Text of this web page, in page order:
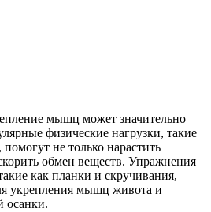
мышц может значительно
физические нагрузки, такие
не только нарастить
обмен веществ. Упражнения
как планки и скручивания,
укрепления мышц живота и
осанки.